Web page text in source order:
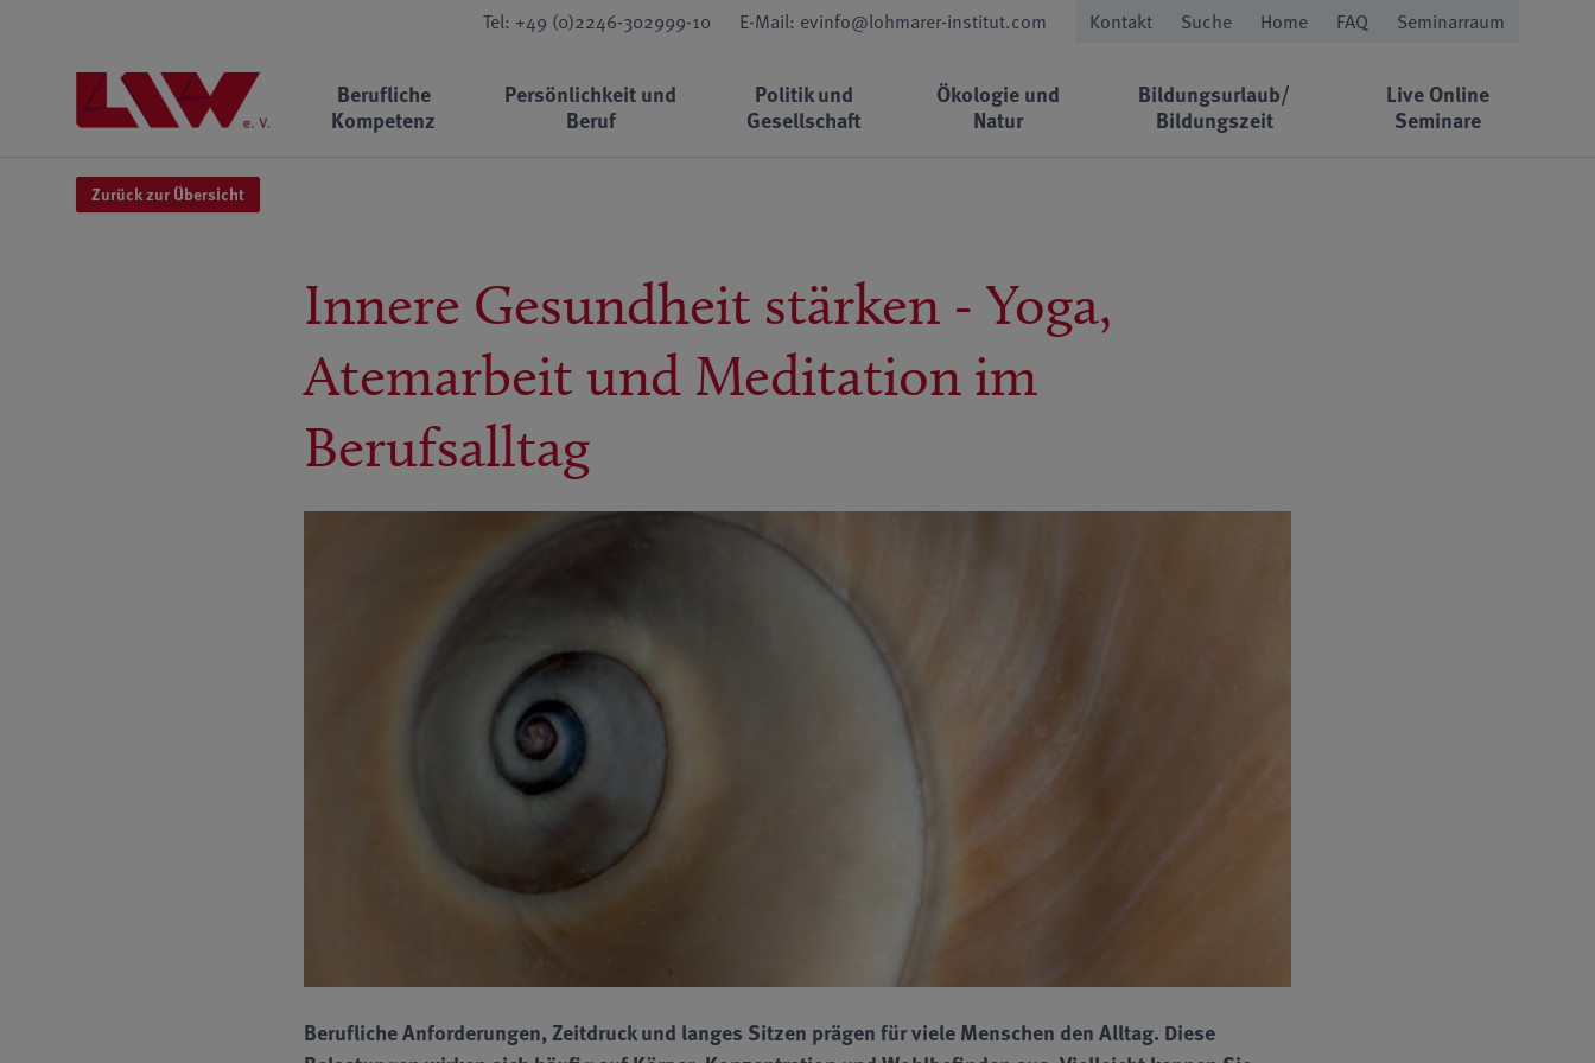
Tel: +49 (0)2246-302999-10 E-Mail: evinfo@lohmarer-institut.com Kontakt Suche Home FAQ Seminarraum
Berufliche
Kompetenz
Persönlichkeit und
Beruf
Politik und
Gesellschaft
Ökologie und
Natur
Bildungsurlaub/
Bildungszeit
Live Online
Seminare
Zurück zur Übersicht
Innere Gesundheit stärken - Yoga,
Atemarbeit und Meditation im
Berufsalltag
Berufliche Anforderungen, Zeitdruck und langes Sitzen prägen für viele Menschen den Alltag. Diese